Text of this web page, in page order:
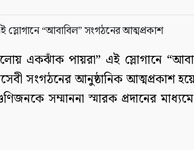
একঝাঁক পায়রা” এই স্লোগানে
সংগঠনের আনুষ্ঠানিক আত্মপ্রকাশ
সম্মাননা স্মারক প্রদানের